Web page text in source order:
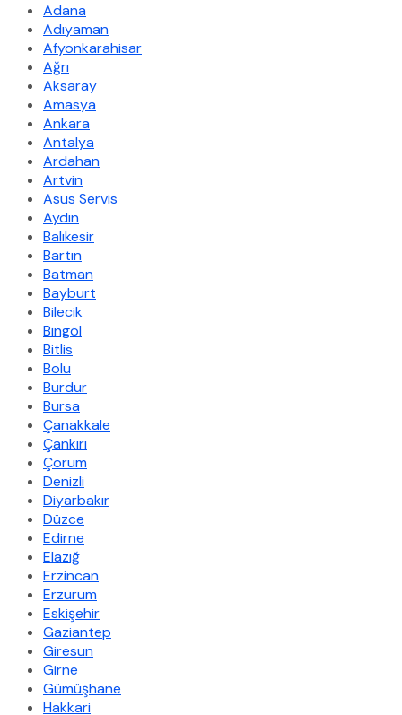
Adana
Adıyaman
Afyonkarahisar
Ağrı
Aksaray
Amasya
Ankara
Antalya
Ardahan
Artvin
Asus Servis
Aydın
Balıkesir
Bartın
Batman
Bayburt
Bilecik
Bingöl
Bitlis
Bolu
Burdur
Bursa
Çanakkale
Çankırı
Çorum
Denizli
Diyarbakır
Düzce
Edirne
Elazığ
Erzincan
Erzurum
Eskişehir
Gaziantep
Giresun
Girne
Gümüşhane
Hakkari